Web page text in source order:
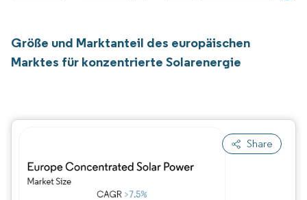
Größe und Marktanteil des europäischen
Marktes für konzentrierte Solarenergie
Share